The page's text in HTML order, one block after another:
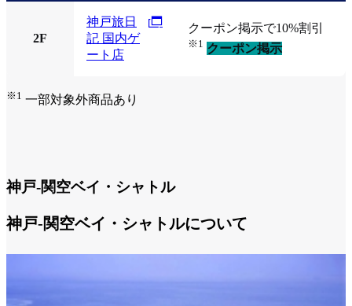
2F
神戸旅日
記 国内ゲ
ート店
クーポン掲示で10%割引
※1 クーポン掲示
※1 一部対象外商品あり
神戸-関空ベイ・シャトル
神戸-関空ベイ・シャトルについて